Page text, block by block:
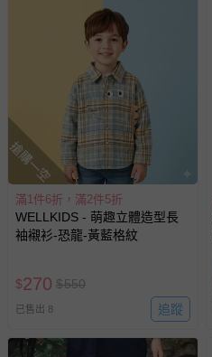
會主動以簡訊及mail通知訂
搶購一空
滿1件6折，滿2件5折
WELLKIDS - 萌趣立體造型長
袖襯衫-恐龍-黃藍格紋
$270 $550
已售出 8 追蹤